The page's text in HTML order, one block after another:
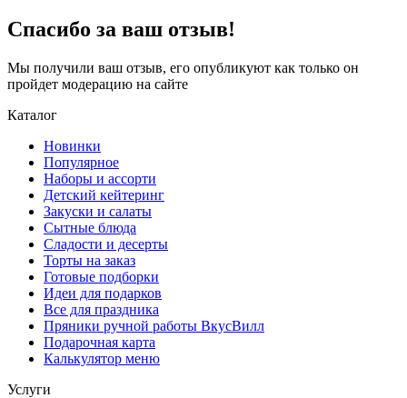
Спасибо за ваш отзыв!
Мы получили ваш отзыв, его опубликуют как только он
пройдет модерацию на сайте
Каталог
Новинки
Популярное
Наборы и ассорти
Детский кейтеринг
Закуски и салаты
Сытные блюда
Сладости и десерты
Торты на заказ
Готовые подборки
Идеи для подарков
Все для праздника
Пряники ручной работы ВкусВилл
Подарочная карта
Калькулятор меню
Услуги